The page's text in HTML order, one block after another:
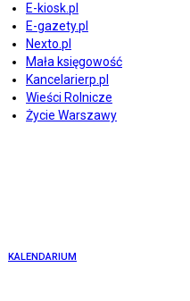
E-kiosk.pl
E-gazety.pl
Nexto.pl
Mała księgowość
Kancelarierp.pl
Wieści Rolnicze
Życie Warszawy
KALENDARIUM